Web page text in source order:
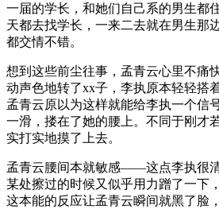
一届的学长，和她们自己系的男生都
天都去找学长，一来二去就在男生那
都交情不错。
想到这些前尘往事，孟青云心里不痛
动声色地转了xx子，李执原本轻轻搭
孟青云原以为这样就能给李执一个信
一滑，搂在了她的腰上。不同于刚才
实打实地摸了上去。
孟青云腰间本就敏感——这点李执很
某处擦过的时候又似乎用力蹭了一下
这本能的反应让孟青云瞬间就黑了脸